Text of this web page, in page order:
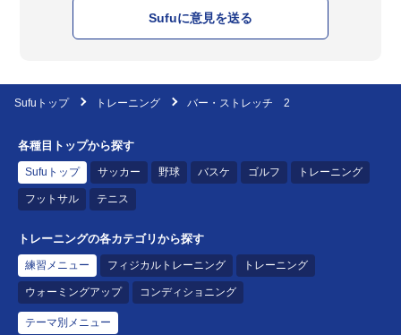
Sufuに意見を送る
Sufuトップ トレーニング バー・ストレッチ 2
各種目トップから探す
Sufuトップ サッカー 野球 バスケ ゴルフ トレーニング
フットサル テニス
トレーニングの各カテゴリから探す
練習メニュー フィジカルトレーニング トレーニング
ウォーミングアップ コンディショニング
テーマ別メニュー